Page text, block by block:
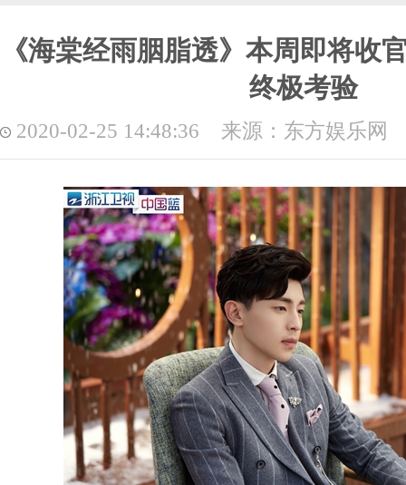
《海棠经雨胭脂透》本周即将收
终极考验
2020-02-25 14:48:36 来源：东方娱乐网